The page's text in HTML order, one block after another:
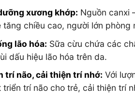
xương khớp: Nguồn canxi
chiều cao, người lớn phòng
lão hóa: Sữa cừu chứa các
dấu hiệu lão hóa trên da.
trí não, cải thiện trí nhớ: Với
triển trí não cho trẻ, cải thiện trí